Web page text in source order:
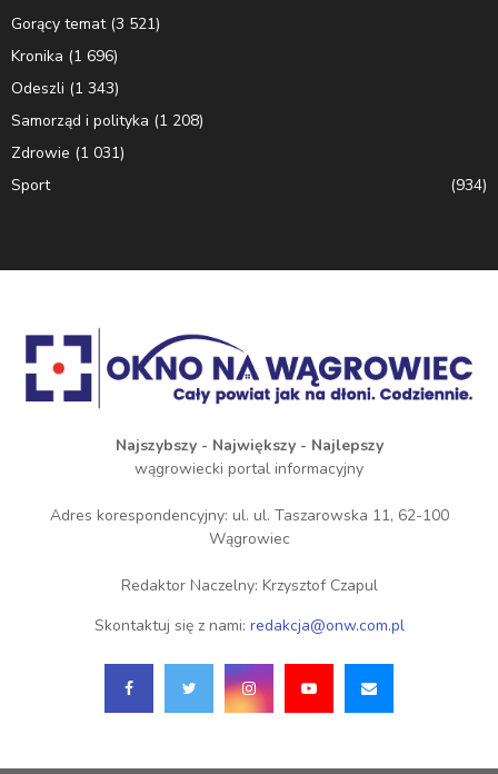
Gorący temat(3 521)
Kronika (1 696)
Odeszli (1 343)
Samorząd i polityka (1 208)
Zdrowie (1 031)
Sport
(934)
Najszybszy - Największy - Najlepszy
wągrowiecki portal informacyjny
Adres korespondencyjny: ul. ul. Taszarowska 11, 62-100
Wągrowiec
Redaktor Naczelny: Krzysztof Czapul
Skontaktuj się z nami: redakcja@onw.com.pl